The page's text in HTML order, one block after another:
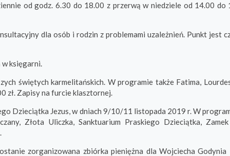
od godz. 6.30 do 18.00 z przerwą w niedziele od 14.00 do
dla osób i rodzin z problemami uzależnień. Punkt jest
księgarni.
świętych karmelitańskich. W programie także Fatima,
zł. Zapisy na furcie klasztornej.
Dzieciątka Jezus, w dniach 9/10/11 listopada 2019 r. W
Złota Uliczka, Sanktuarium Praskiego Dzieciątka,
zorganizowana zbiórka pieniężna dla Wojciecha Godynia